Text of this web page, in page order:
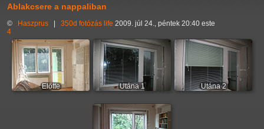
Ablakcsere a nappaliban
© Haszprus 350d fotózás life 2009. júl 24., péntek 20:40 este
4
Előtte Utána 1 Utána 2